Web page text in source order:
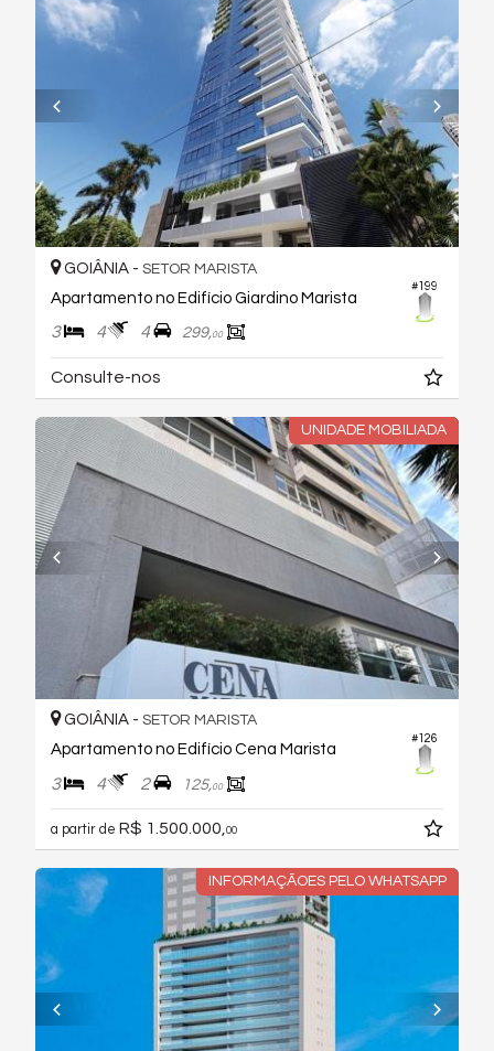
#199
GOIÂNIA - SETOR MARISTA
Apartamento no Edifício Giardino Marista
3 4 4 299,00
Consulte-nos
UNIDADE MOBILIADA
#126
GOIÂNIA - SETOR MARISTA
Apartamento no Edifício Cena Marista
3 4 2 125,00
a partir de R$ 1.500.000,00
INFORMAÇÃOES PELO WHATSAPP